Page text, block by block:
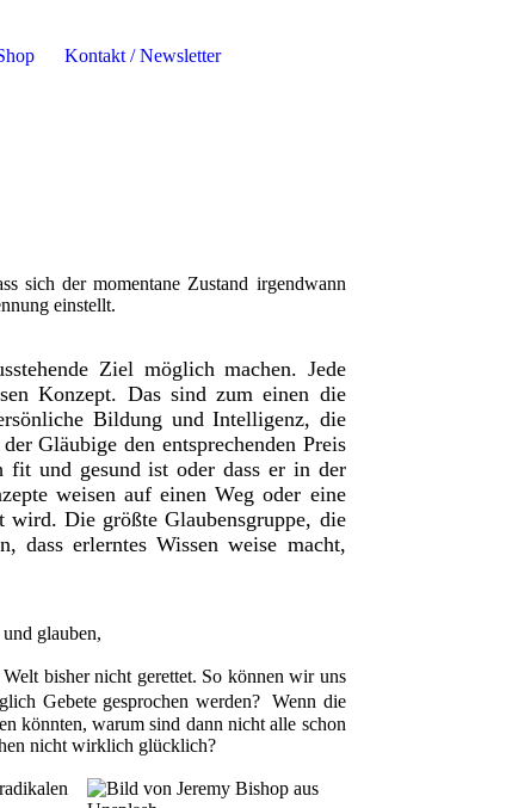
Kontakt / Newsletter
sich der momentane Zustand irgendwann
einstellt.
Ziel möglich machen. Jede
Konzept. Das sind zum einen die
Bildung und Intelligenz, die
Gläubige den entsprechenden Preis
fit und gesund ist oder dass er in der
weisen auf einen Weg oder eine
wird. Die größte Glaubensgruppe, die
erlerntes Wissen weise macht,
glauben,
bisher nicht gerettet. So können wir uns
Gebete gesprochen werden? Wenn die
könnten, warum sind dann nicht alle schon
nicht wirklich glücklich?